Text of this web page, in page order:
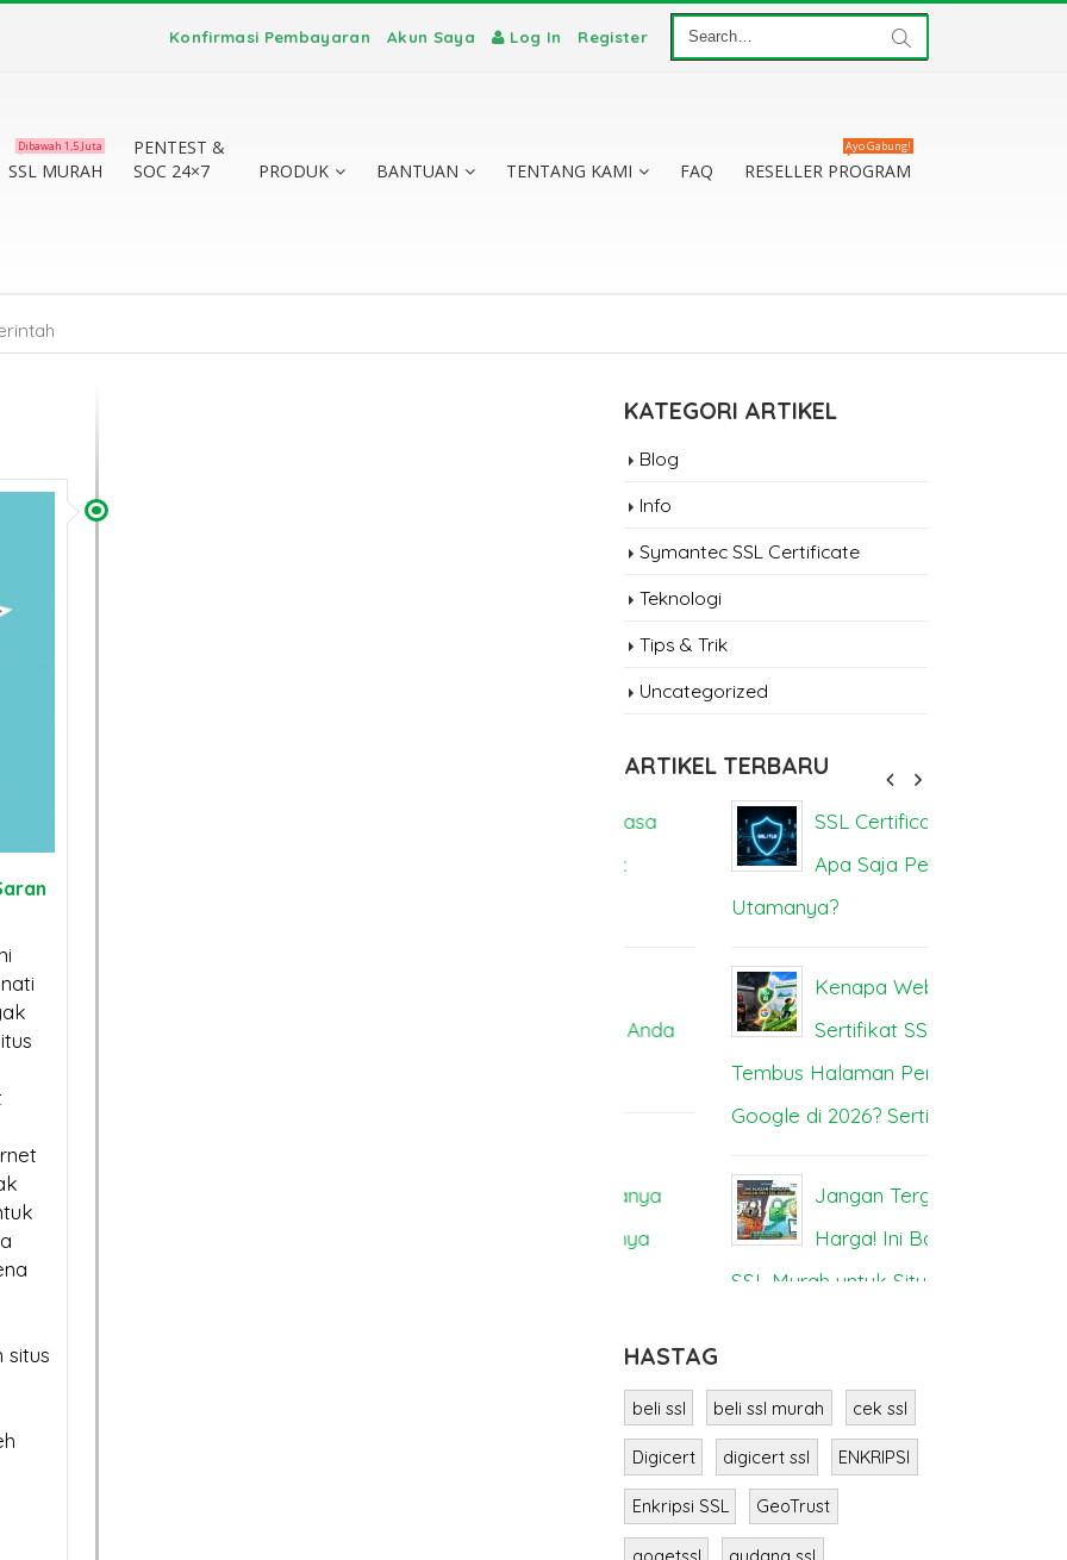
Konfirmasi Pembayaran Akun Saya Log In Register
SSL MURAH
Dibawah 1,5 Juta
PENTEST &
SOC 24×7
PRODUK BANTUAN TENTANG KAMI FAQ RESELLER PROGRAM
Ayo Gabung!
situs
KATEGORI ARTIKEL
Blog
Info
Symantec SSL Certificate
Teknologi
Tips & Trik
Uncategorized
ARTIKEL TERBARU
Kenapa Website Tanpa
Halaman Pertama
di 2026? Sertifikat SSL
untuk Situs Anda
SSL Certificate vs TLS:
Apa Saja Perbedaan
Kenapa Website Tanpa
Sertifikat SSL Susah
Tembus Halaman Pertama
Google di 2026? Sertifikat SSL
Jangan Tergoda
Harga! Ini Bahaya Beli
SSL Murah untuk Situs Anda
HASTAG
beli ssl beli ssl murah cek ssl
Digicert digicert ssl
Enkripsi SSL GeoTrust
SSL